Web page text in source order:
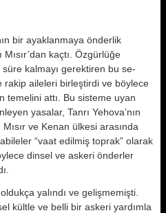
bir ayaklanmaya önderlik
kaçtı. Özgürlüğe
kalmayı gerektiren bu se­
aileleri birleştirdi ve böylece
temelini attı. Bu sisteme uyan
yasalar, Tanrı Yehova’nın
ve Kenan ülkesi arasında
“vaat edilmiş toprak” olarak
dinsel ve askeri önderler
yalındı ve gelişmemişti.
kültle ve belli bir askeri yardımla